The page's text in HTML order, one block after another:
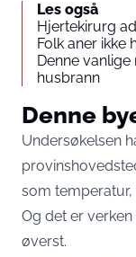
Les også
Hjertekirurg
Folk aner ikke
Denne
husbrann
Denne
Undersøkelsen
som
Og det er
øverst.